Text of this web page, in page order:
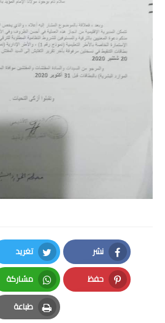
نشر
Facebook
تغريد
Twitter
حفظ
Pinterest
مشاركة
Whatsapp
طباعة